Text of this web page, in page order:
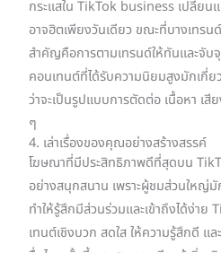
กระแสใน TikTok business เปลี่ยน
อาจฮิตเพียงวันเดียว ขณะที่บางเทรน
สำคัญคือการตามเทรนด์ให้ทันและจับจุ
คอนเทนต์ที่ได้รับความนิยมสูงมักเกี่ย
ว่าจะเป็นรูปแบบการตัดต่อ เนื้อหา เ
ๆ
4. เล่าเรื่องของคุณอย่างสร้างสรรค์
โฆษณาที่มีประสิทธิภาพดีที่สุดบน
อย่างสนุกสนาน เพราะผู้ชมส่วนใหญ่
ทำให้รู้สึกมีส่วนร่วมและเข้าถึงได้ง่าย
เทนต์เชิงบวก สดใส ให้ความรู้สึกดี แล